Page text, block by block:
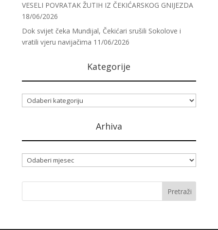
VESELI POVRATAK ŽUTIH IZ ČEKIĆARSKOG GNIJEZDA
18/06/2026
Dok svijet čeka Mundijal, Čekićari srušili Sokolove i
vratili vjeru navijačima 11/06/2026
Kategorije
Kategorije
Arhiva
Arhiva